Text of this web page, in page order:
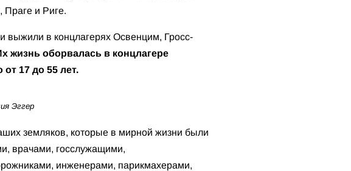
Праге и Риге.
выжили в концлагерях Освенцим, Гросс-
жизнь оборвалась в концлагере
17 до 55 лет.
Эггер
земляков, которые в мирной жизни были
врачами, госслужащими,
инженерами, парикмахерами,